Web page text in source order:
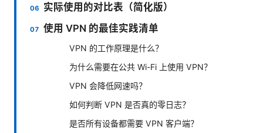
实际使用的对比表（简化版）
使用 VPN 的最佳实践清单
VPN 的工作原理是什么？
为什么需要在公共 Wi-Fi 上使用 VPN？
VPN 会降低网速吗？
如何判断 VPN 是否真的零日志？
是否所有设备都需要 VPN 客户端？